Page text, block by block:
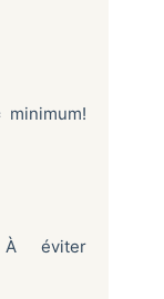
minimum!
éviter